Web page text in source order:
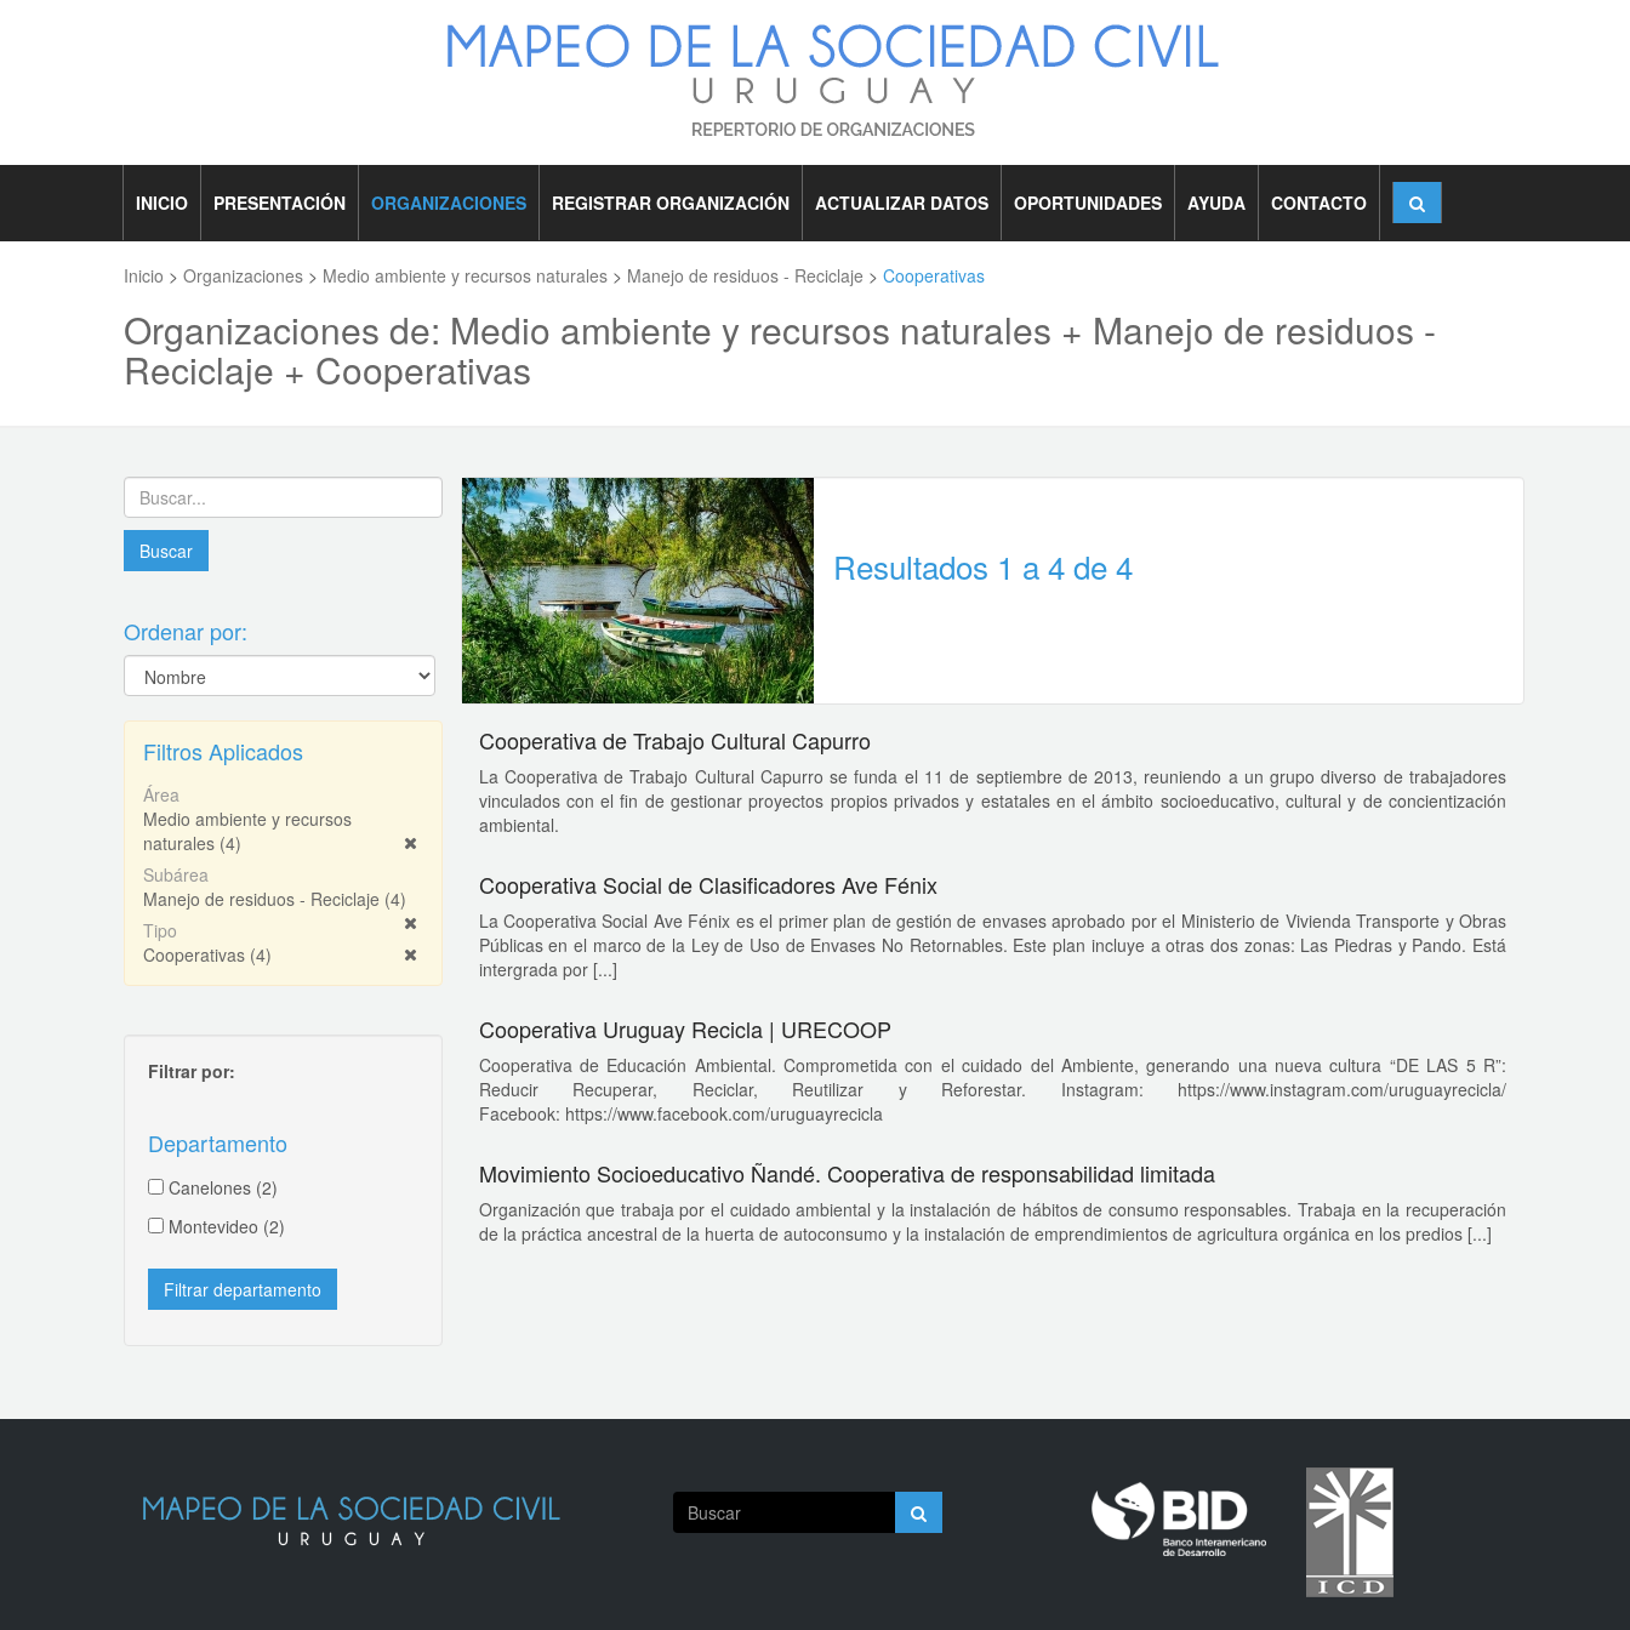
INICIO PRESENTACIÓN ORGANIZACIONES REGISTRAR ORGANIZACIÓN ACTUALIZAR DATOS OPORTUNIDADES AYUDA CONTACTO
Inicio > Organizaciones > Medio ambiente y recursos naturales > Manejo de residuos - Reciclaje > Cooperativas
Organizaciones de: Medio ambiente y recursos naturales + Manejo de residuos -
Reciclaje + Cooperativas
Ordenar por:
Filtros Aplicados
Área
Medio ambiente y recursos
naturales (4)
Subárea
Manejo de residuos - Reciclaje (4)
Tipo
Cooperativas (4)
Filtrar por:
Departamento
Canelones (2)
Montevideo (2)
Resultados 1 a 4 de 4
Cooperativa de Trabajo Cultural Capurro
La Cooperativa de Trabajo Cultural Capurro se funda el 11 de septiembre de 2013, reuniendo a un grupo diverso de trabajadores
vinculados con el fin de gestionar proyectos propios privados y estatales en el ámbito socioeducativo, cultural y de concientización
ambiental.
Cooperativa Social de Clasificadores Ave Fénix
La Cooperativa Social Ave Fénix es el primer plan de gestión de envases aprobado por el Ministerio de Vivienda Transporte y Obras
Públicas en el marco de la Ley de Uso de Envases No Retornables. Este plan incluye a otras dos zonas: Las Piedras y Pando. Está
intergrada por [...]
Cooperativa Uruguay Recicla | URECOOP
Cooperativa de Educación Ambiental. Comprometida con el cuidado del Ambiente, generando una nueva cultura “DE LAS 5 R”:
Reducir Recuperar, Reciclar, Reutilizar y Reforestar. Instagram: https://www.instagram.com/uruguayrecicla/
Facebook: https://www.facebook.com/uruguayrecicla
Movimiento Socioeducativo Ñandé. Cooperativa de responsabilidad limitada
Organización que trabaja por el cuidado ambiental y la instalación de hábitos de consumo responsables. Trabaja en la recuperación
de la práctica ancestral de la huerta de autoconsumo y la instalación de emprendimientos de agricultura orgánica en los predios [...]